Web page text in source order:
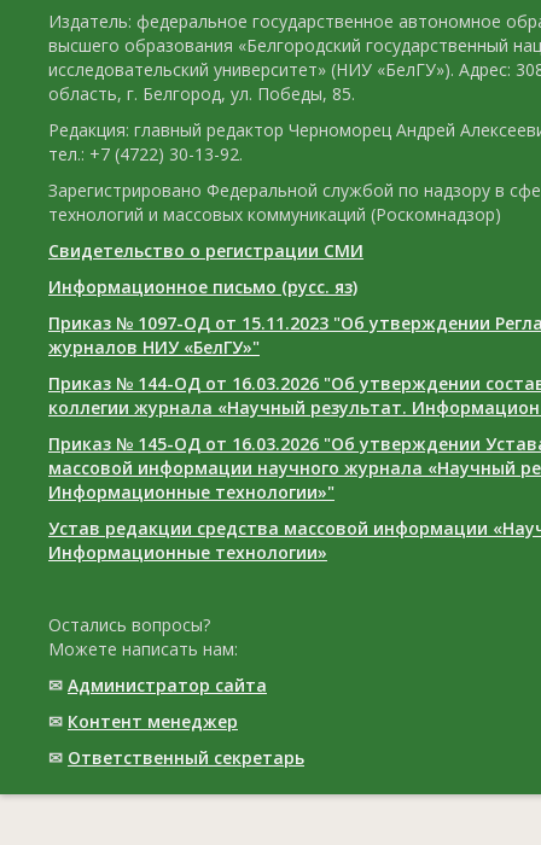
Издатель: федеральное государственное автономное
высшего образования «Белгородский государственный
исследовательский университет» (НИУ «БелГУ»). Адрес:
область, г. Белгород, ул. Победы, 85.
Редакция: главный редактор Черноморец Андрей
тел.: +7 (4722) 30-13-92.
Зарегистрировано Федеральной службой по надзору в
технологий и массовых коммуникаций (Роскомнадзор)
Свидетельство о регистрации СМИ
Информационное письмо (русс. яз)
Приказ № 1097-ОД от 15.11.2023 "Об утверждении
журналов НИУ «БелГУ»"
Приказ № 144-ОД от 16.03.2026 "Об утверждении
коллегии журнала «Научный результат.
Приказ № 145-ОД от 16.03.2026 "Об утверждении
массовой информации научного журнала «Научный
Информационные технологии»"
Устав редакции средства массовой информации
Информационные технологии»
Остались вопросы?
Можете написать нам:
✉ Администратор сайта
✉ Контент менеджер
✉ Ответственный cекретарь